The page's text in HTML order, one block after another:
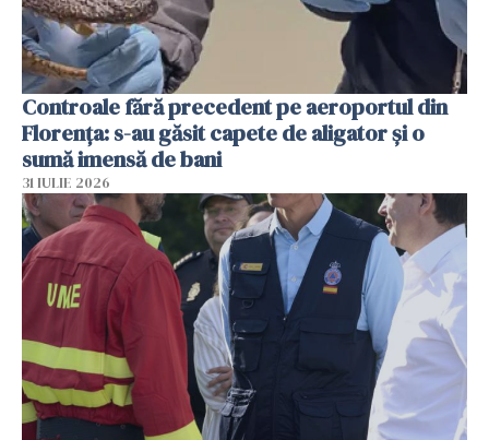
Controale fără precedent pe aeroportul din
Florența: s-au găsit capete de aligator și o
sumă imensă de bani
31 IULIE 2026